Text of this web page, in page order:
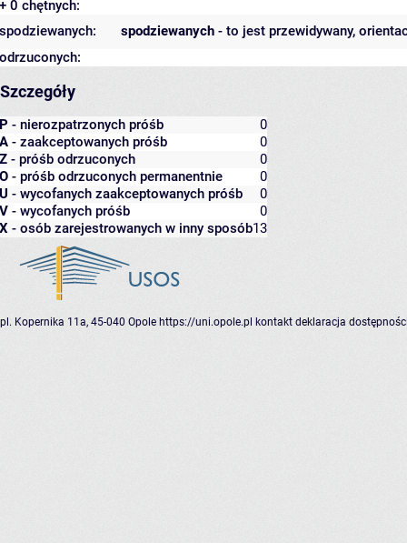
+ 0 chętnych:
spodziewanych - to jest przewidywany,
spodziewanych:
odrzuconych:
Szczegóły
P - nierozpatrzonych próśb
0
A - zaakceptowanych próśb
0
Z - próśb odrzuconych
0
O - próśb odrzuconych permanentnie
0
U - wycofanych zaakceptowanych próśb
0
V - wycofanych próśb
0
X - osób zarejestrowanych w inny sposób13
pl. Kopernika 11a, 45-040 Opole https://uni.opole.pl kontakt deklaracja